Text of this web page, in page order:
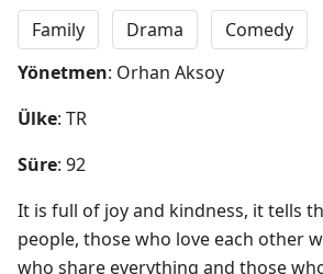
Family Drama
Comedy
Yönetmen: Orhan Aksoy
Ülke: TR
Süre: 92
It is full of joy and kindness, it tells
people, those who love each other
who share everything and those